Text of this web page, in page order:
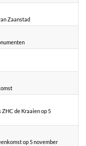
Zaanstad
de Kraaien op 5
op 5 november